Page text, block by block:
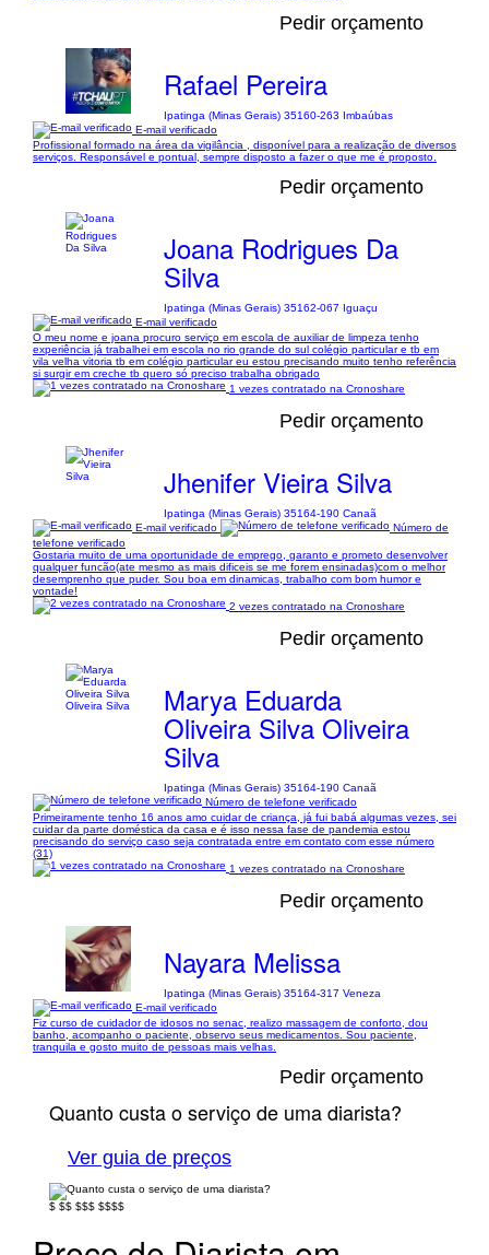
Pedir orçamento
Rafael Pereira
Ipatinga (Minas Gerais) 35160-263 Imbaúbas
E-mail verificado
Profissional formado na área da vigilância , disponível para a realização de diversos
serviços. Responsável e pontual, sempre disposto a fazer o que me é proposto.
Pedir orçamento
Joana Rodrigues Da
Silva
Ipatinga (Minas Gerais) 35162-067 Iguaçu
E-mail verificado
O meu nome e joana procuro serviço em escola de auxiliar de limpeza tenho
experiência já trabalhei em escola no rio grande do sul colégio particular e tb em
vila velha vitoria tb em colégio particular eu estou precisando muito tenho referência
si surgir em creche tb quero só preciso trabalha obrigado
1 vezes contratado na Cronoshare
Pedir orçamento
Jhenifer Vieira Silva
Ipatinga (Minas Gerais) 35164-190 Canaã
E-mail verificado
Número de
telefone verificado
Gostaria muito de uma oportunidade de emprego, garanto e prometo desenvolver
qualquer funcão(ate mesmo as mais dificeis se me forem ensinadas)com o melhor
desemprenho que puder. Sou boa em dinamicas, trabalho com bom humor e
vontade!
2 vezes contratado na Cronoshare
Pedir orçamento
Marya Eduarda
Oliveira Silva Oliveira
Silva
Ipatinga (Minas Gerais) 35164-190 Canaã
Número de telefone verificado
Primeiramente tenho 16 anos amo cuidar de criança, já fui babá algumas vezes, sei
cuidar da parte doméstica da casa e é isso nessa fase de pandemia estou
precisando do serviço caso seja contratada entre em contato com esse número
(31)
1 vezes contratado na Cronoshare
Pedir orçamento
Nayara Melissa
Ipatinga (Minas Gerais) 35164-317 Veneza
E-mail verificado
Fiz curso de cuidador de idosos no senac, realizo massagem de conforto, dou
banho, acompanho o paciente, observo seus medicamentos. Sou paciente,
tranquila e gosto muito de pessoas mais velhas.
Pedir orçamento
Quanto custa o serviço de uma diarista?
Ver guia de preços
$ $$ $$$ $$$$